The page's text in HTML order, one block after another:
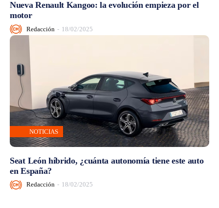
Nueva Renault Kangoo: la evolución empieza por el
motor
Redacción - 18/02/2025
NOTICIAS
Seat León híbrido, ¿cuánta autonomía tiene este auto
en España?
Redacción - 18/02/2025